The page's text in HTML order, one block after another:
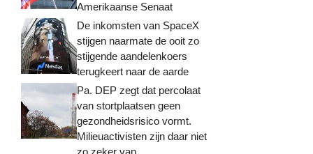
Amerikaanse Senaat
De inkomsten van SpaceX
stijgen naarmate de ooit zo
stijgende aandelenkoers
terugkeert naar de aarde
Pa. DEP zegt dat percolaat
van stortplaatsen geen
gezondheidsrisico vormt.
Milieuactivisten zijn daar niet